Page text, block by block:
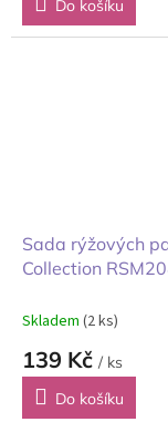
Do košíku
Sada rýžových
Collection
14,8x14,8 cm 6ks
Skladem (2 ks)
139 Kč / ks
Do košíku